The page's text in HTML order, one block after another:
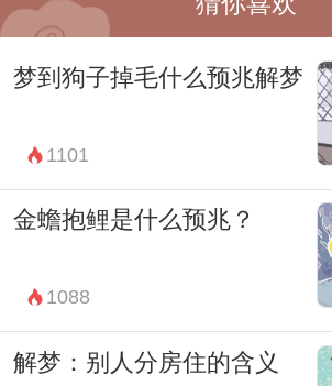
然而，梦境的含义是非常个体
在梦到哺乳大鸟时可能会有
感。因此，除了以上的解梦
结合个人的实际情况和内心
的含义，才能更准确地解读
总的来说，梦到哺乳大鸟可
关怀、力量的追求和内心的
含义还需要根据个人情况来
如何，梦境都是值得人们深
梦到狗子掉毛什么预兆解梦
1101
金蟾抱鲤是什么预兆？
1088
解梦：别人分房住的含义